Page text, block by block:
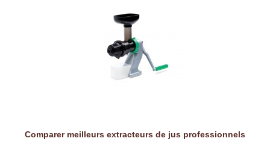
Comparer meilleurs extracteurs de jus professionnels